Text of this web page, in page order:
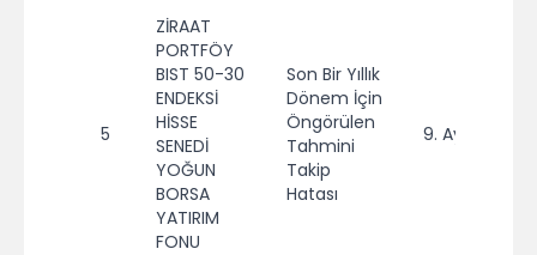
5
ZİRAAT
PORTFÖY
BIST 50-30
ENDEKSİ
HİSSE
SENEDİ
YOĞUN
BORSA
YATIRIM
FONU
Son Bir Yıllık
Dönem İçin
Öngörülen
Tahmini
Takip
Hatası
9. Ay